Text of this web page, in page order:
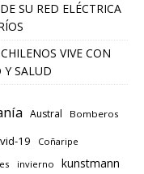
SU RED ELÉCTRICA
VIVE CON
Y SALUD
Austral Bomberos
19 Coñaripe
invierno kunstmann